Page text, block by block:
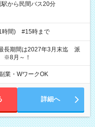
駅から民間バス20分
時間) #15時まで
長期間は2027年3月末迄 派
※8月～！
業・WワークOK
詳細へ